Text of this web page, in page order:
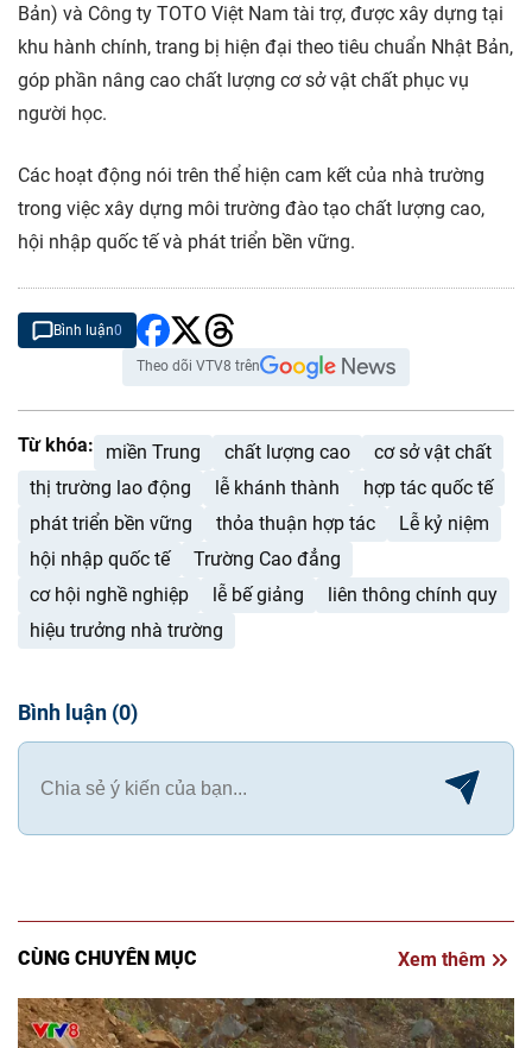
Bản) và Công ty TOTO Việt Nam tài trợ, được xây dựng tại
khu hành chính, trang bị hiện đại theo tiêu chuẩn Nhật Bản,
góp phần nâng cao chất lượng cơ sở vật chất phục vụ
người học.
Các hoạt động nói trên thể hiện cam kết của nhà trường
trong việc xây dựng môi trường đào tạo chất lượng cao,
hội nhập quốc tế và phát triển bền vững.
Bình luận0
Theo dõi VTV8 trên
Từ khóa: miền Trung chất lượng cao
cơ sở vật chất
thị trường lao động
lễ khánh thành
hợp tác quốc tế
phát triển bền vững
thỏa thuận hợp tác
Lễ kỷ niệm
hội nhập quốc tế
Trường Cao đẳng
cơ hội nghề nghiệp
lễ bế giảng
liên thông chính quy
hiệu trưởng nhà trường
Bình luận (0)
CÙNG CHUYÊN MỤC Xem thêm